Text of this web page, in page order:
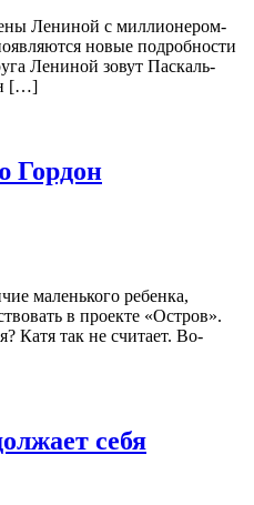
Лениной с миллионером-
новые подробности
Лениной зовут Паскаль-
[…]
Гордон
маленького ребенка,
в проекте «Остров».
Катя так не считает. Во-
себя